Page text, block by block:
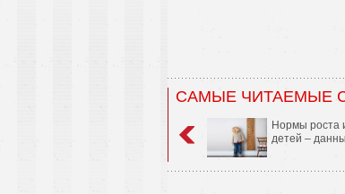
САМЫЕ ЧИТАЕМЫЕ
Нормы роста
детей –